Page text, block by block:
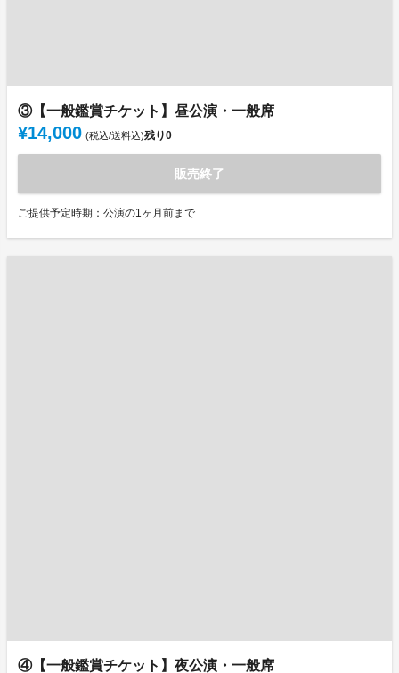
③【一般鑑賞チケット】昼公演・一般席
¥14,000 (税込/送料込)残り0
販売終了
ご提供予定時期：公演の1ヶ月前まで
④【一般鑑賞チケット】夜公演・一般席